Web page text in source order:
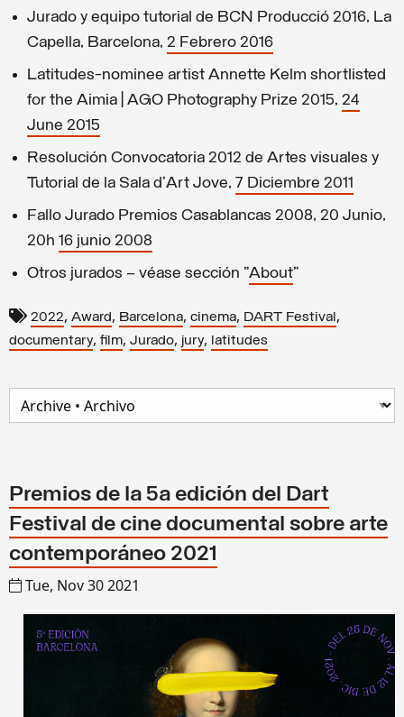
Jurado y equipo tutorial de BCN Producció 2016, La
Capella, Barcelona, 2 Febrero 2016
Latitudes-nominee artist Annette Kelm shortlisted
for the Aimia | AGO Photography Prize 2015, 24
June 2015
Resolución Convocatoria 2012 de Artes visuales y
Tutorial de la Sala d'Art Jove, 7 Diciembre 2011
Fallo Jurado Premios Casablancas 2008, 20 Junio,
20h 16 junio 2008
Otros jurados – véase sección "About"
2022, Award, Barcelona, cinema, DART Festival,
documentary, film, Jurado, jury, latitudes
Premios de la 5a edición del Dart
Festival de cine documental sobre arte
contemporáneo 2021
Tue, Nov 30 2021